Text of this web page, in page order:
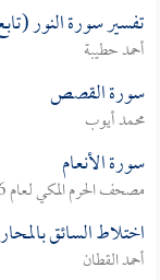
تفسير سورة النور (تابع)
أحمد حطيبة
سورة القصص
محمد أيوب
سورة الأنعام
مصحف الحرم المكي لعام 1426هـ
اختلاط السائق
أحمد القطان